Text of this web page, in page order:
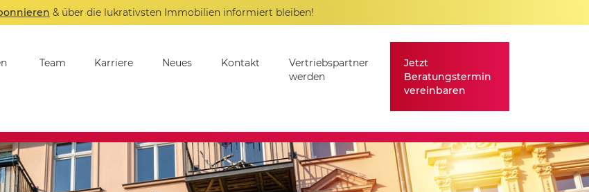
& über die lukrativsten Immobilien informiert bleiben!
Team Karriere Neues Kontakt
Vertriebspartner
werden
Jetzt
Beratungstermin
vereinbaren